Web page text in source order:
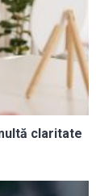
claritate